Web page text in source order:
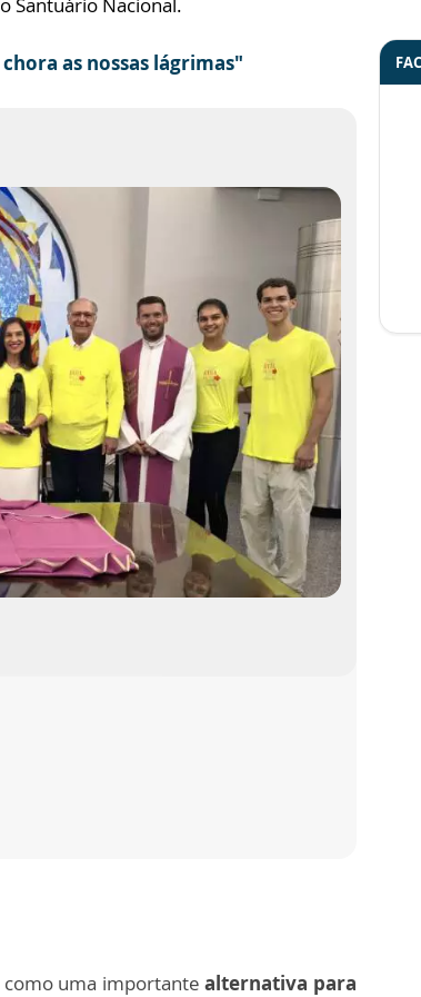
as nossas lágrimas"
como uma importantealternativa para